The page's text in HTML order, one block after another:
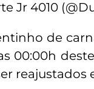
Jr 4010
de
00:00h
reajustados